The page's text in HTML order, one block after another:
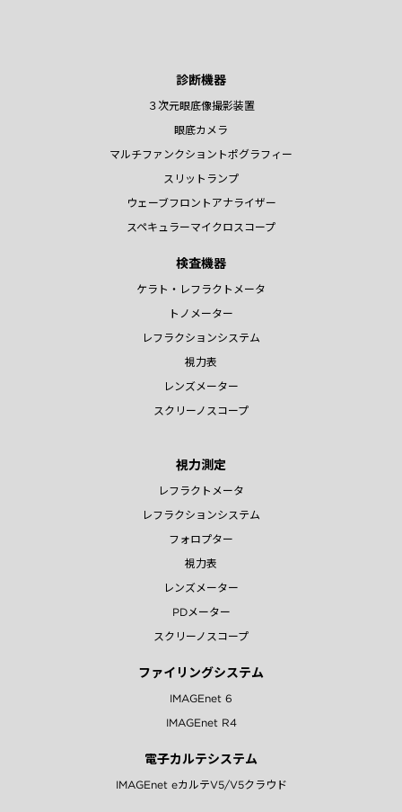
診断機器
３次元眼底像撮影装置
眼底カメラ
マルチファンクショントポグラフィー
スリットランプ
ウェーブフロントアナライザー
スペキュラーマイクロスコープ
検査機器
ケラト・レフラクトメータ
トノメーター
レフラクションシステム
視力表
レンズメーター
スクリーノスコープ
視力測定
レフラクトメータ
レフラクションシステム
フォロプター
視力表
レンズメーター
PDメーター
スクリーノスコープ
ファイリングシステム
IMAGEnet 6
IMAGEnet R4
電子カルテシステム
IMAGEnet eカルテV5/V5クラウド